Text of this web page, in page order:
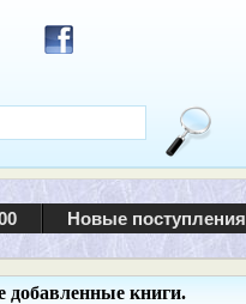
Новые поступления
добавленные книги.